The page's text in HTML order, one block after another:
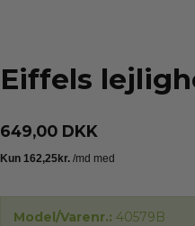
Eiffels
649,00 DKK
Model/Varenr.: 40579B